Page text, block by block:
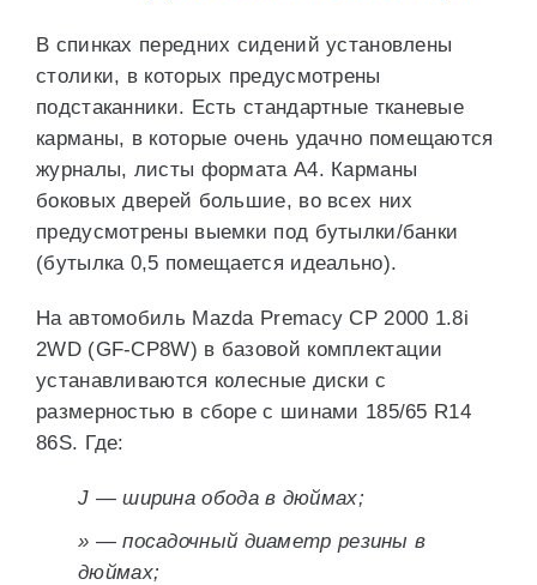
В спинках передних сидений установлены
столики, в которых предусмотрены
подстаканники. Есть стандартные тканевые
карманы, в которые очень удачно помещаются
журналы, листы формата А4. Карманы
боковых дверей большие, во всех них
предусмотрены выемки под бутылки/банки
(бутылка 0,5 помещается идеально).
На автомобиль Mazda Premacy CP 2000 1.8i
2WD (GF-CP8W) в базовой комплектации
устанавливаются колесные диски с
размерностью в сборе с шинами 185/65 R14
86S. Где:
J — ширина обода в дюймах;
» — посадочный диаметр резины в
дюймах;